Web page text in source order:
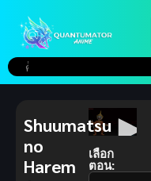
เลือก
ตอน:
Shuumatsu
no
Harem